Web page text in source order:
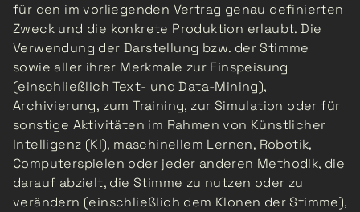
für den im vorliegenden Vertrag genau definierten
Zweck und die konkrete Produktion erlaubt. Die
Verwendung der Darstellung bzw. der Stimme
sowie aller ihrer Merkmale zur Einspeisung
(einschließlich Text- und Data-Mining),
Archivierung, zum Training, zur Simulation oder für
sonstige Aktivitäten im Rahmen von Künstlicher
Intelligenz (KI), maschinellem Lernen, Robotik,
Computerspielen oder jeder anderen Methodik, die
darauf abzielt, die Stimme zu nutzen oder zu
verändern (einschließlich dem Klonen der Stimme),